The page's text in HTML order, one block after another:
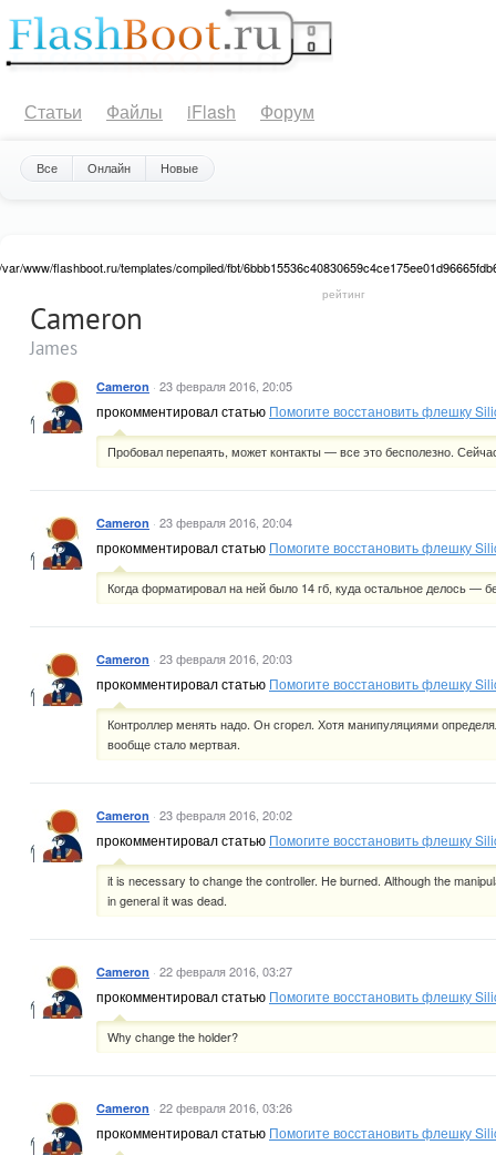
Статьи Файлы iFlash Форум
Все Онлайн Новые
/var/www/flashboot.ru/templates/compiled/fbt/
Warning: Attempt to read property "value" on null in
/var/www/flashboot.ru/templates/compiled/fbt/
not-voted vote-nobuttons ">
0.00
рейтинг
Cameron
James
Cameron · 23 февраля 2016, 20:05
прокомментировал статью Помогите восстановить флешку
Пробовал перепаять, может контакты — все это бесполезно.
Cameron · 23 февраля 2016, 20:04
прокомментировал статью Помогите восстановить флешку
Когда форматировал на ней было 14 гб, куда остальное делось —
Cameron · 23 февраля 2016, 20:03
прокомментировал статью Помогите восстановить флешку
Контроллер менять надо. Он сгорел. Хотя манипуляциями
вообще стало мертвая.
Cameron · 23 февраля 2016, 20:02
прокомментировал статью Помогите восстановить флешку
it is necessary to change the controller. He burned. Although the
in general it was dead.
Cameron · 22 февраля 2016, 03:27
прокомментировал статью Помогите восстановить флешку
Why change the holder?
Cameron · 22 февраля 2016, 03:26
прокомментировал статью Помогите восстановить флешку